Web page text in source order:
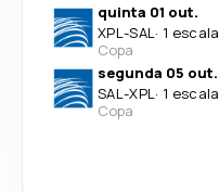
quinta 01 out.
XPL-SAL· 1 escala
Copa
segunda 05 out.
SAL-XPL· 1 escala
Copa